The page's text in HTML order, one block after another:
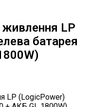
LP
батарея